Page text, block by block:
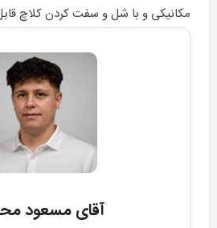
مکانیکی و با شل و سفت کردن کلاچ
آقای مسعود